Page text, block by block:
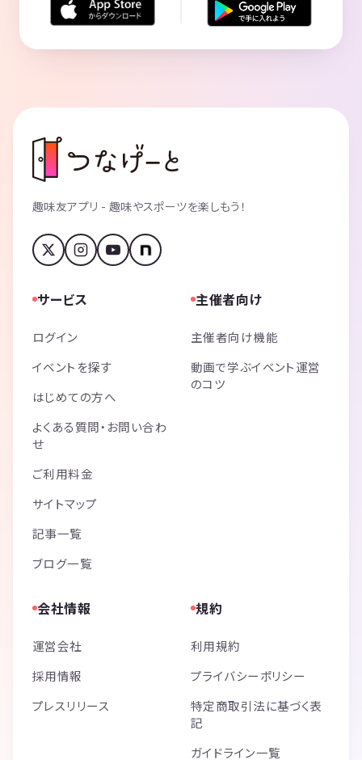
趣味友アプリ - 趣味やスポーツを楽しもう！
サービス
ログイン
イベントを探す
はじめての方へ
よくある質問・お問い合わ
せ
ご利用料金
サイトマップ
記事一覧
ブログ一覧
主催者向け
主催者向け機能
動画で学ぶイベント運営
のコツ
会社情報
運営会社
採用情報
プレスリリース
規約
利用規約
プライバシーポリシー
特定商取引法に基づく表
記
ガイドライン一覧